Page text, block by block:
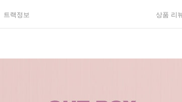
트랙정보 상품 리